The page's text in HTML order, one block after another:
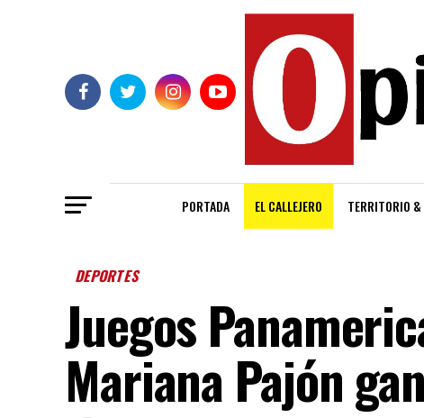
PORTADA EL CALLEJERO TERRITORIO &
DEPORTES
Juegos
Mariana Pajón